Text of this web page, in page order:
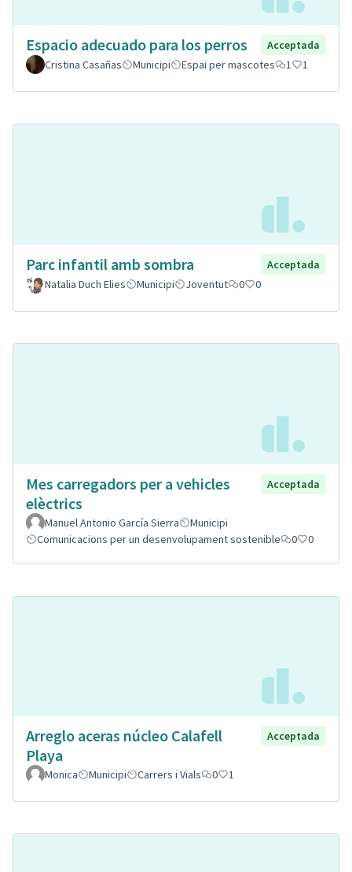
Espacio adecuado para los perros
Acceptada
Cristina Casañas
Municipi Espai per mascotes 1 1
Parc infantil amb sombra
Acceptada
Natalia Duch Elies
Municipi Joventut 0 0
Mes carregadors per a vehicles
elèctrics
Acceptada
Manuel Antonio García Sierra
Municipi
Comunicacions per un desenvolupament sostenible
0 0
Arreglo aceras núcleo Calafell
Playa
Acceptada
Monica Municipi Carrers i Vials 0 1